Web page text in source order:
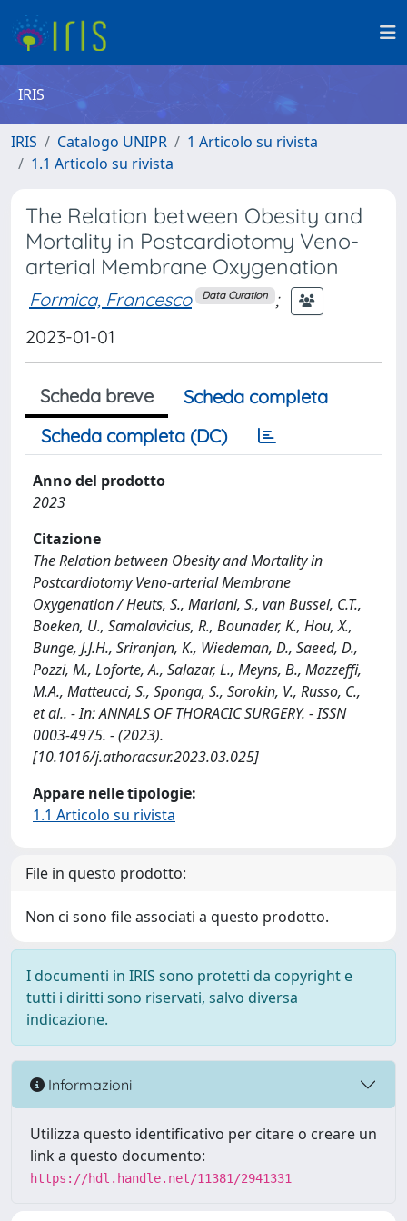
IRIS
IRIS Catalogo UNIPR
1 Articolo su rivista
1.1 Articolo su rivista
The Relation between Obesity and
Mortality in Postcardiotomy Veno-
arterial Membrane Oxygenation
Formica, Francesco Data Curation ;
2023-01-01
Scheda breve
Scheda completa
Scheda completa (DC)
Anno del prodotto
2023
Citazione
The Relation between Obesity and Mortality in
Postcardiotomy Veno-arterial Membrane
Oxygenation / Heuts, S., Mariani, S., van Bussel, C.T.,
Boeken, U., Samalavicius, R., Bounader, K., Hou, X.,
Bunge, J.J.H., Sriranjan, K., Wiedeman, D., Saeed, D.,
Pozzi, M., Loforte, A., Salazar, L., Meyns, B., Mazzeffi,
M.A., Matteucci, S., Sponga, S., Sorokin, V., Russo, C.,
et al.. - In: ANNALS OF THORACIC SURGERY. - ISSN
0003-4975. - (2023).
[10.1016/j.athoracsur.2023.03.025]
Appare nelle tipologie:
1.1 Articolo su rivista
File in questo prodotto:
Non ci sono file associati a questo prodotto.
I documenti in IRIS sono protetti da copyright e
tutti i diritti sono riservati, salvo diversa
indicazione.
Informazioni
Utilizza questo identificativo per citare o creare un
link a questo documento:
https://hdl.handle.net/11381/2941331